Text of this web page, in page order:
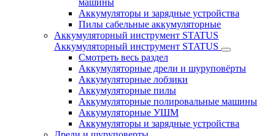
машины
Аккумуляторы и зарядные устройства
Пилы сабельные аккумуляторные
Аккумуляторный инструмент STATUS
Аккумуляторный инструмент STATUS
Смотреть весь раздел
Аккумуляторные дрели и шуруповёрты
Аккумуляторные лобзики
Аккумуляторные пилы
Аккумуляторные полировальные машины
Аккумуляторные УШМ
Аккумуляторы и зарядные устройства